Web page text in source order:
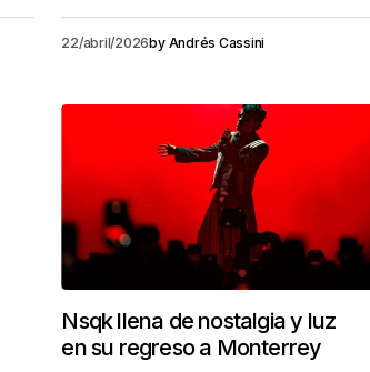
22/abril/2026by Andrés Cassini
Nsqk llena de nostalgia y luz
en su regreso a Monterrey